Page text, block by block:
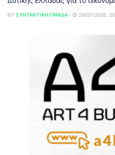
BY ΣΥΝΤΑΚΤΙΚΉ ΟΜΆΔΑ 29/07/2026,